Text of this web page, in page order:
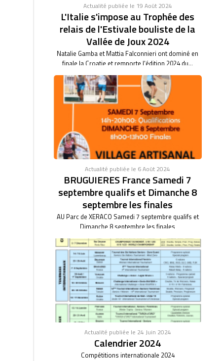
Actualité publiée le 19 Août 2024
L'Italie s'impose au Trophée des
relais de l'Estivale bouliste de la
Vallée de Joux 2024
Natalie Gamba et Mattia Falconnieri ont dominé en
finale la Croatie et remporte l'édition 2024 du...
Actualité publiée le 6 Août 2024
BRUGUIERES France Samedi 7
septembre qualifs et Dimanche 8
septembre les finales
AU Parc de XERACO Samedi 7 septembre qualifs et
Dimanche 8 septembre les finales
Actualité publiée le 24 Juin 2024
Calendrier 2024
Compétitions internationale 2024